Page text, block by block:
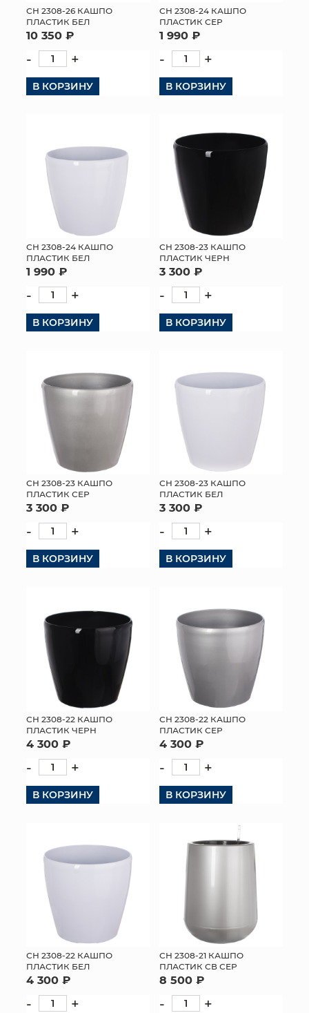
СН 2308-26 КАШПО
ПЛАСТИК БЕЛ
10 350 ₽
- +
В КОРЗИНУ
СН 2308-24 КАШПО
ПЛАСТИК СЕР
1 990 ₽
- +
В КОРЗИНУ
СН 2308-24 КАШПО
ПЛАСТИК БЕЛ
1 990 ₽
- +
В КОРЗИНУ
СН 2308-23 КАШПО
ПЛАСТИК ЧЕРН
3 300 ₽
- +
В КОРЗИНУ
СН 2308-23 КАШПО
ПЛАСТИК СЕР
3 300 ₽
- +
В КОРЗИНУ
СН 2308-23 КАШПО
ПЛАСТИК БЕЛ
3 300 ₽
- +
В КОРЗИНУ
СН 2308-22 КАШПО
ПЛАСТИК ЧЕРН
4 300 ₽
- +
В КОРЗИНУ
СН 2308-22 КАШПО
ПЛАСТИК СЕР
4 300 ₽
- +
В КОРЗИНУ
СН 2308-22 КАШПО
ПЛАСТИК БЕЛ
4 300 ₽
- +
СН 2308-21 КАШПО
ПЛАСТИК СВ СЕР
8 500 ₽
- +